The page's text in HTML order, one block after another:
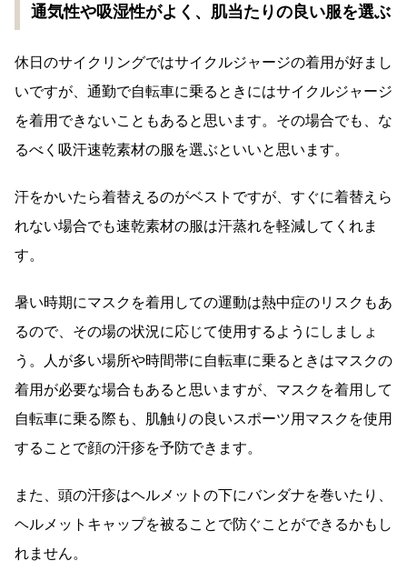
通気性や吸湿性がよく、肌当たりの良い服を選ぶ
休日のサイクリングではサイクルジャージの着用が好まし
いですが、通勤で自転車に乗るときにはサイクルジャージ
を着用できないこともあると思います。その場合でも、な
るべく吸汗速乾素材の服を選ぶといいと思います。
汗をかいたら着替えるのがベストですが、すぐに着替えら
れない場合でも速乾素材の服は汗蒸れを軽減してくれま
す。
暑い時期にマスクを着用しての運動は熱中症のリスクもあ
るので、その場の状況に応じて使用するようにしましょ
う。人が多い場所や時間帯に自転車に乗るときはマスクの
着用が必要な場合もあると思いますが、マスクを着用して
自転車に乗る際も、肌触りの良いスポーツ用マスクを使用
することで顔の汗疹を予防できます。
また、頭の汗疹はヘルメットの下にバンダナを巻いたり、
ヘルメットキャップを被ることで防ぐことができるかもし
れません。